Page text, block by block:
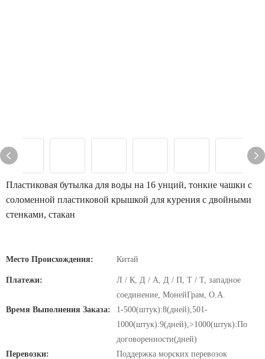
Пластиковая бутылка для воды на 16 унций, тонкие чашки с
соломенной пластиковой крышкой для курения с двойными
стенками, стакан
Место Происхождения: Китай
Платежи:
Л / К, Д / А, Д / П, Т / Т, западное
соединение, МонейГрам, О.А.
Время Выполнения Заказа:
1-500(штук):8(дней),501-
1000(штук):9(дней),>1000(штук):По
договоренности(дней)
Перевозки:
Поддержка морских перевозок